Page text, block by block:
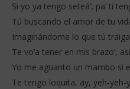
Si yo ya tengo seteá’, pa’ ti
Tú buscando el amor de tu
Imaginándome lo que tú
Te vo’a tener en mis brazo’,
Yo me aguanto un mambo si
Te tengo loquita, ay, yeh-yeh-